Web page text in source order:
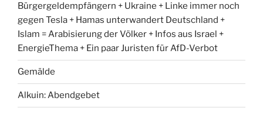
Bürgergeldempfängern + Ukraine + Linke immer noch
gegen Tesla + Hamas unterwandert Deutschland +
Islam = Arabisierung der Völker + Infos aus Israel +
EnergieThema + Ein paar Juristen für AfD-Verbot
Gemälde
Alkuin: Abendgebet